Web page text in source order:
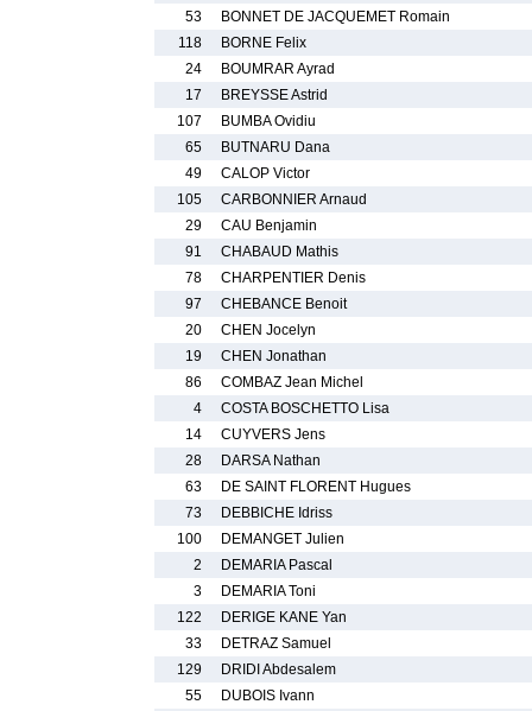
53
BONNET DE JACQUEMET Romain
118
BORNE Felix
24
BOUMRAR Ayrad
17
BREYSSE Astrid
107
BUMBA Ovidiu
65
BUTNARU Dana
49
CALOP Victor
105
CARBONNIER Arnaud
29
CAU Benjamin
91
CHABAUD Mathis
78
CHARPENTIER Denis
97
CHEBANCE Benoit
20
CHEN Jocelyn
19
CHEN Jonathan
86
COMBAZ Jean Michel
4
COSTA BOSCHETTO Lisa
14
CUYVERS Jens
28
DARSA Nathan
63
DE SAINT FLORENT Hugues
73
DEBBICHE Idriss
100
DEMANGET Julien
2
DEMARIA Pascal
3
DEMARIA Toni
122
DERIGE KANE Yan
33
DETRAZ Samuel
129
DRIDI Abdesalem
55
DUBOIS Ivann